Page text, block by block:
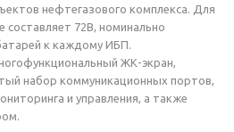
нефтегазового комплекса. Для
составляет 72В, номинально
к каждому ИБП.
ЖК-экран,
набор коммуникационных портов,
и управления, а также